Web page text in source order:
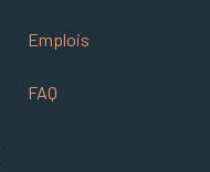
Emplois
FAQ